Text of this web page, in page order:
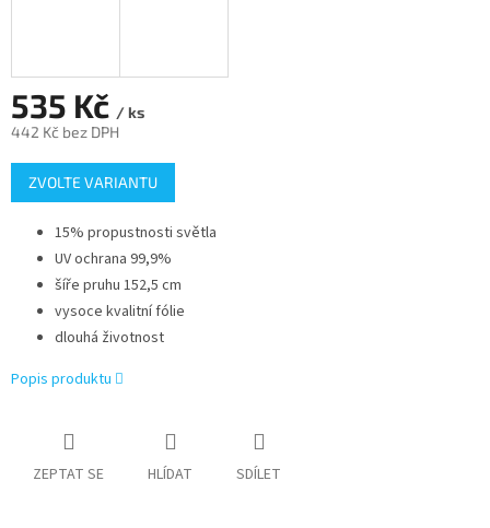
535 Kč / ks
442 Kč bez DPH
Měrná
cena:
ZVOLTE VARIANTU
15% propustnosti světla
UV ochrana 99,9%
šíře pruhu 152,5 cm
vysoce kvalitní fólie
dlouhá životnost
Popis produktu
ZEPTAT SE HLÍDAT SDÍLET